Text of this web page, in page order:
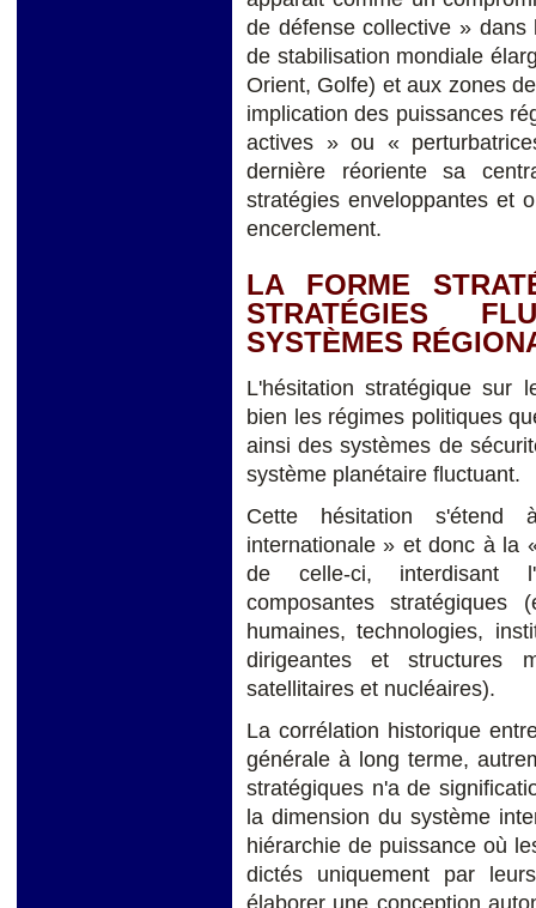
de défense collective »
de stabilisation mondiale
Orient, Golfe) et aux zones
implication des puissances
actives » ou «
dernière réoriente sa
stratégies enveloppantes et
encerclement.
LA FORME
STRATÉGIES
SYSTÈMES
L'hésitation stratégique sur
bien les régimes politiques
ainsi des systèmes de
système planétaire fluctuant.
Cette hésitation
internationale » et donc à la
de celle-ci, interdisant
composantes stratégiques
humaines, technologies,
dirigeantes et structures
satellitaires et nucléaires).
La corrélation historique
générale à long terme,
stratégiques n'a de
la dimension du système
hiérarchie de puissance où
dictés uniquement par
élaborer une conception